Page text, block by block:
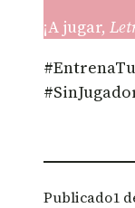
¡A jugar,
Publicado1